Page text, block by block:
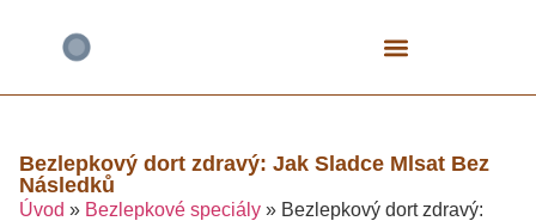
Bezlepkový dort zdravý: Jak Sladce Mlsat Bez
Následků​
Úvod » Bezlepkové speciály » Bezlepkový dort zdravý: